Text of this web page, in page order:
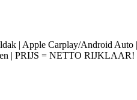
| Apple Carplay/Android Auto
| PRIJS = NETTO RIJKLAAR!